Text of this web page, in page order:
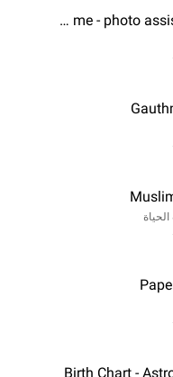
Pose me - photo assistant
Birth Chart -